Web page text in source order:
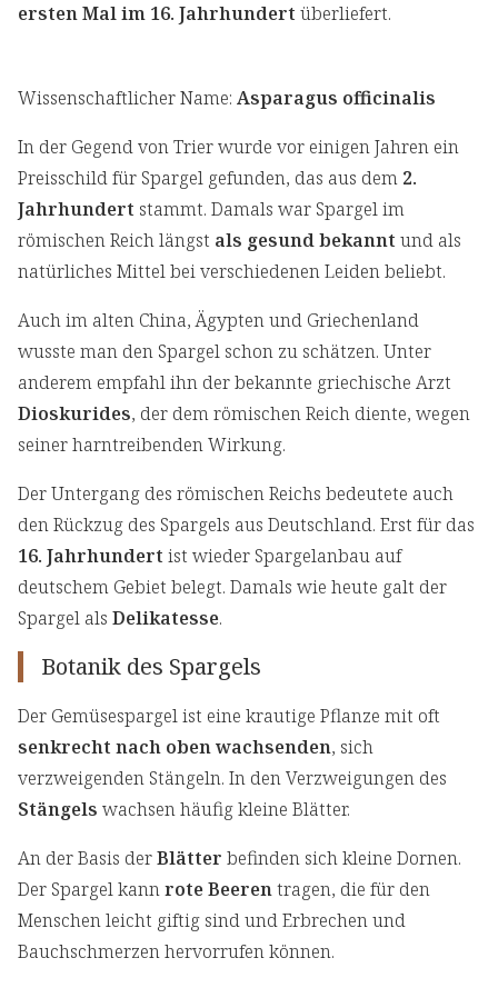
ersten Mal im 16. Jahrhundert überliefert.
Wissenschaftlicher Name: Asparagus officinalis
In der Gegend von Trier wurde vor einigen Jahren ein
Preisschild für Spargel gefunden, das aus dem 2.
Jahrhundert stammt. Damals war Spargel im
römischen Reich längst als gesund bekannt und als
natürliches Mittel bei verschiedenen Leiden beliebt.
Auch im alten China, Ägypten und Griechenland
wusste man den Spargel schon zu schätzen. Unter
anderem empfahl ihn der bekannte griechische Arzt
Dioskurides, der dem römischen Reich diente, wegen
seiner harntreibenden Wirkung.
Der Untergang des römischen Reichs bedeutete auch
den Rückzug des Spargels aus Deutschland. Erst für das
16. Jahrhundert ist wieder Spargelanbau auf
deutschem Gebiet belegt. Damals wie heute galt der
Spargel als Delikatesse.
Botanik des Spargels
Der Gemüsespargel ist eine krautige Pflanze mit oft
senkrecht nach oben wachsenden, sich
verzweigenden Stängeln. In den Verzweigungen des
Stängels wachsen häufig kleine Blätter.
An der Basis derBlätter befinden sich kleine Dornen.
Der Spargel kannrote Beerentragen, die für den
Menschen leicht giftig sind und Erbrechen und
Bauchschmerzen hervorrufen können.